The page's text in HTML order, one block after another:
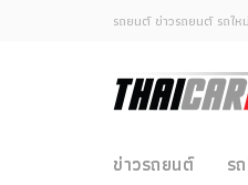
รถยนต์ ข่าวรถยนต์ รถใ
ข่าวรถยนต์ ร